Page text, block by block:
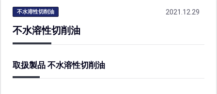
不水溶性切削油
不水溶性切削油 2021.12.29
取扱製品 不水溶性切削油